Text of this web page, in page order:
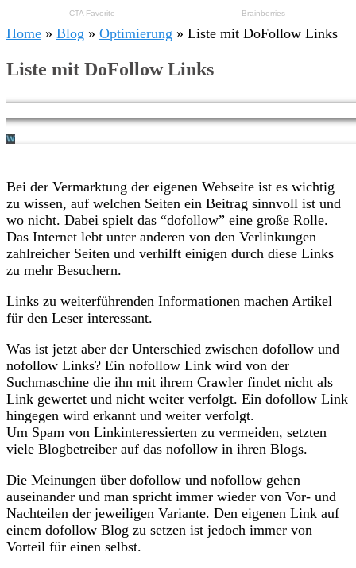
Home » Blog » Optimierung » Liste mit DoFollow Links
Liste mit DoFollow Links
Bei der Vermarktung der eigenen Webseite ist es wichtig
zu wissen, auf welchen Seiten ein Beitrag sinnvoll ist und
wo nicht. Dabei spielt das “dofollow” eine große Rolle.
Das Internet lebt unter anderen von den Verlinkungen
zahlreicher Seiten und verhilft einigen durch diese Links
zu mehr Besuchern.
Links zu weiterführenden Informationen machen Artikel
für den Leser interessant.
Was ist jetzt aber der Unterschied zwischen dofollow und
nofollow Links? Ein nofollow Link wird von der
Suchmaschine die ihn mit ihrem Crawler findet nicht als
Link gewertet und nicht weiter verfolgt. Ein dofollow Link
hingegen wird erkannt und weiter verfolgt.
Um Spam von Linkinteressierten zu vermeiden, setzten
viele Blogbetreiber auf das nofollow in ihren Blogs.
Die Meinungen über dofollow und nofollow gehen
auseinander und man spricht immer wieder von Vor- und
Nachteilen der jeweiligen Variante. Den eigenen Link auf
einem dofollow Blog zu setzen ist jedoch immer von
Vorteil für einen selbst.